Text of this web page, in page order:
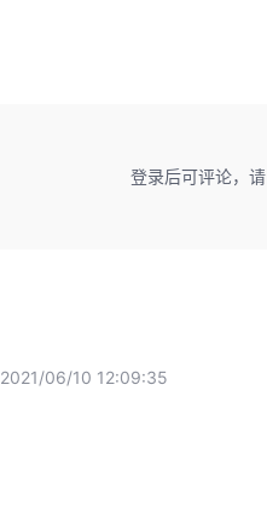
登录后可评论，请
2021/06/10 12:09:35